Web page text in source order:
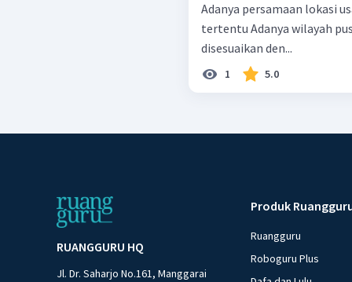
Adanya persamaan lokasi
tertentu Adanya wilayah pusat pertumbuhan industri yang
disesuaikan den...
1 5.0
RUANGGURU HQ
Jl. Dr. Saharjo No.161, Manggarai
Produk
Ruangguru
Roboguru Plus